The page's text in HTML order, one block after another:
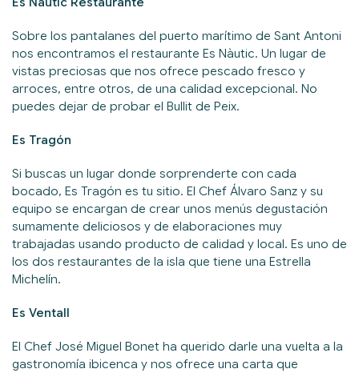
Sobre los pantalanes del puerto marítimo de Sant Antoni
nos encontramos el restaurante Es Nàutic. Un lugar de
vistas preciosas que nos ofrece pescado fresco y
arroces, entre otros, de una calidad excepcional. No
puedes dejar de probar el Bullit de Peix.
Es Tragón
Si buscas un lugar donde sorprenderte con cada
bocado, Es Tragón es tu sitio. El Chef Álvaro Sanz y su
equipo se encargan de crear unos menús degustación
sumamente deliciosos y de elaboraciones muy
trabajadas usando producto de calidad y local. Es uno de
los dos restaurantes de la isla que tiene una Estrella
Michelín.
Es Ventall
El Chef José Miguel Bonet ha querido darle una vuelta a la
gastronomía ibicenca y nos ofrece una carta que